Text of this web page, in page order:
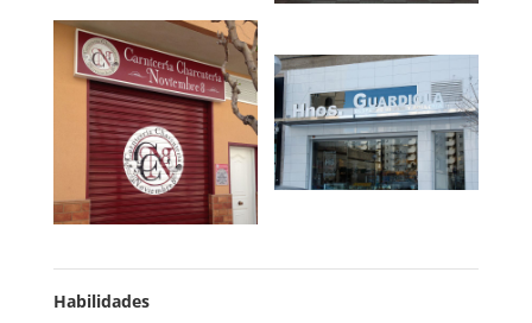
Habilidades